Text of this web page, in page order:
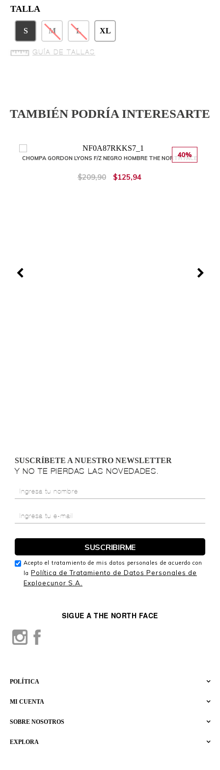
TALLA
S M L XL
GUÍA DE TALLAS
TAMBIÉN PODRÍA INTERESARTE
40%
CHOMPA GORDON LYONS F/Z NEGRO HOMBRE THE NORTH FACE
$209,90 $125,94
EXPLORA
SOBRE NOSOTROS
MI CUENTA
POLÍTICA
SIGUE A THE NORTH FACE
SUSCRÍBETE A NUESTRO NEWSLETTER
Y NO TE PIERDAS LAS NOVEDADES.
Acepto el tratamiento de mis datos personales de acuerdo con
la Política de Tratamiento de Datos Personales de
Exploecunor S.A.